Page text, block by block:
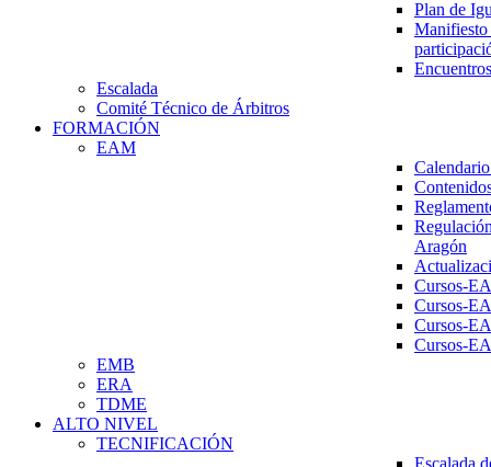
Plan de
Escalada
Comité Técnico de Árbitros
FORMACIÓN
EAM
Aragón
Cursos-
Cursos-
Cursos-
Cursos-
EMB
ERA
TDME
ALTO NIVEL
TECNIFICACIÓN
Escalada